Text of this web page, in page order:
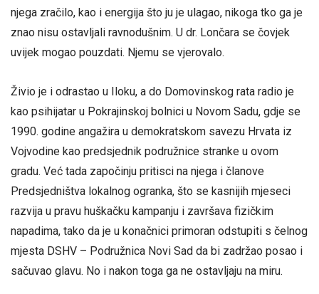
njega zračilo, kao i energija što ju je ulagao, nikoga tko ga je
znao nisu ostavljali ravnodušnim. U dr. Lončara se čovjek
uvijek mogao pouzdati. Njemu se vjerovalo.
Živio je i odrastao u Iloku, a do Domovinskog rata radio je
kao psihijatar u Pokrajinskoj bolnici u Novom Sadu, gdje se
1990. godine angažira u demokratskom savezu Hrvata iz
Vojvodine kao predsjednik podružnice stranke u ovom
gradu. Već tada započinju pritisci na njega i članove
Predsjedništva lokalnog ogranka, što se kasnijih mjeseci
razvija u pravu huškačku kampanju i završava fizičkim
napadima, tako da je u konačnici primoran odstupiti s čelnog
mjesta DSHV – Podružnica Novi Sad da bi zadržao posao i
sačuvao glavu. No i nakon toga ga ne ostavljaju na miru.